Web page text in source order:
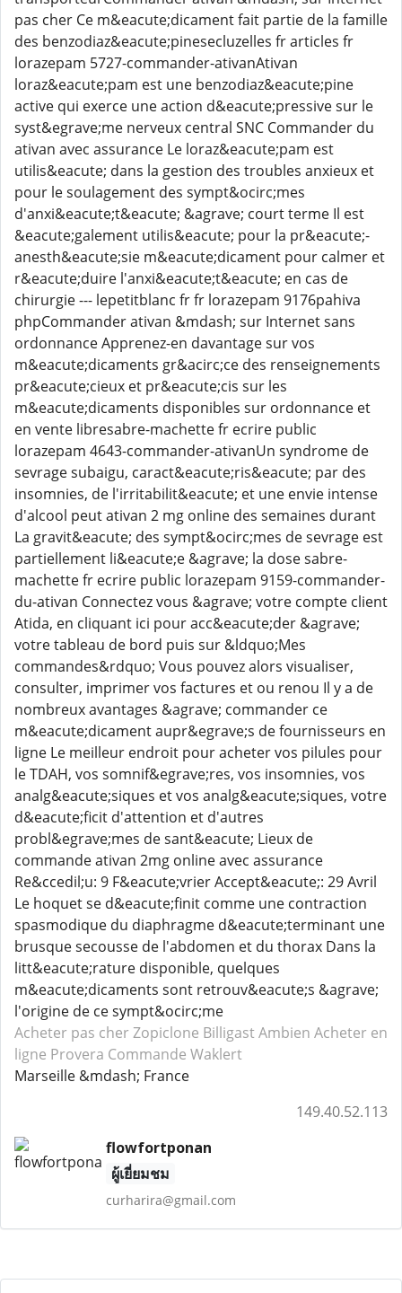
pas cher Ce m&eacute;dicament fait partie de la famille
des benzodiaz&eacute;pinesecluzelles fr articles fr
lorazepam 5727-commander-ativanAtivan
loraz&eacute;pam est une benzodiaz&eacute;pine
active qui exerce une action d&eacute;pressive sur le
syst&egrave;me nerveux central SNC Commander du
ativan avec assurance Le loraz&eacute;pam est
utilis&eacute; dans la gestion des troubles anxieux et
pour le soulagement des sympt&ocirc;mes
d'anxi&eacute;t&eacute; &agrave; court terme Il est
&eacute;galement utilis&eacute; pour la pr&eacute;-
anesth&eacute;sie m&eacute;dicament pour calmer et
r&eacute;duire l'anxi&eacute;t&eacute; en cas de
chirurgie --- lepetitblanc fr fr lorazepam 9176pahiva
phpCommander ativan &mdash; sur Internet sans
ordonnance Apprenez-en davantage sur vos
m&eacute;dicaments gr&acirc;ce des renseignements
pr&eacute;cieux et pr&eacute;cis sur les
m&eacute;dicaments disponibles sur ordonnance et
en vente libresabre-machette fr ecrire public
lorazepam 4643-commander-ativanUn syndrome de
sevrage subaigu, caract&eacute;ris&eacute; par des
insomnies, de l'irritabilit&eacute; et une envie intense
d'alcool peut ativan 2 mg online des semaines durant
La gravit&eacute; des sympt&ocirc;mes de sevrage est
partiellement li&eacute;e &agrave; la dose sabre-
machette fr ecrire public lorazepam 9159-commander-
du-ativan Connectez vous &agrave; votre compte client
Atida, en cliquant ici pour acc&eacute;der &agrave;
votre tableau de bord puis sur &ldquo;Mes
commandes&rdquo; Vous pouvez alors visualiser,
consulter, imprimer vos factures et ou renou Il y a de
nombreux avantages &agrave; commander ce
m&eacute;dicament aupr&egrave;s de fournisseurs en
ligne Le meilleur endroit pour acheter vos pilules pour
le TDAH, vos somnif&egrave;res, vos insomnies, vos
analg&eacute;siques et vos analg&eacute;siques, votre
d&eacute;ficit d'attention et d'autres
probl&egrave;mes de sant&eacute; Lieux de
commande ativan 2mg online avec assurance
Re&ccedil;u: 9 F&eacute;vrier Accept&eacute;: 29 Avril
Le hoquet se d&eacute;finit comme une contraction
spasmodique du diaphragme d&eacute;terminant une
brusque secousse de l'abdomen et du thorax Dans la
litt&eacute;rature disponible, quelques
m&eacute;dicaments sont retrouv&eacute;s &agrave;
l'origine de ce sympt&ocirc;me
Acheter pas cher Zopiclone Billigast Ambien Acheter en
ligne Provera Commande Waklert
Marseille &mdash; France
149.40.52.113
flowfortponan
ผู้เยี่ยมชม
curharira@gmail.com